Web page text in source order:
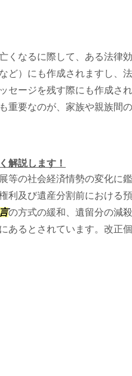
くなるに際して、ある法律
ど）にも作成されますし、
セージを残す際にも作成さ
重要なのが、家族や親族間
解説します！
等の社会経済情勢の変化に
利及び遺産分割前における
の方式の緩和、遺留分の減
あるとされています。改正